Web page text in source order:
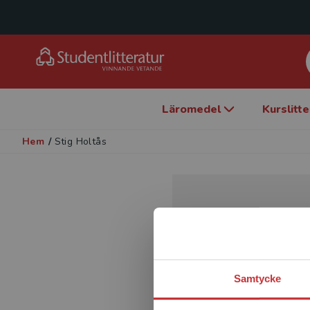
Samtycke
Läromedel
Hem / Stig Holtås